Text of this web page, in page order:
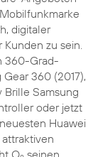
digitaler
zu sein.
360-Grad-
Gear 360 (2017),
Brille Samsung
oder jetzt
Huawei
O seinen